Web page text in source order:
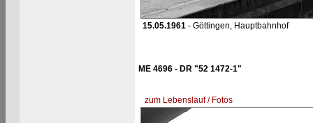
15.05.1961- Göttingen, Hauptbahnhof
ME 4696 - DR "52 1472-1"
zum Lebenslauf / Fotos